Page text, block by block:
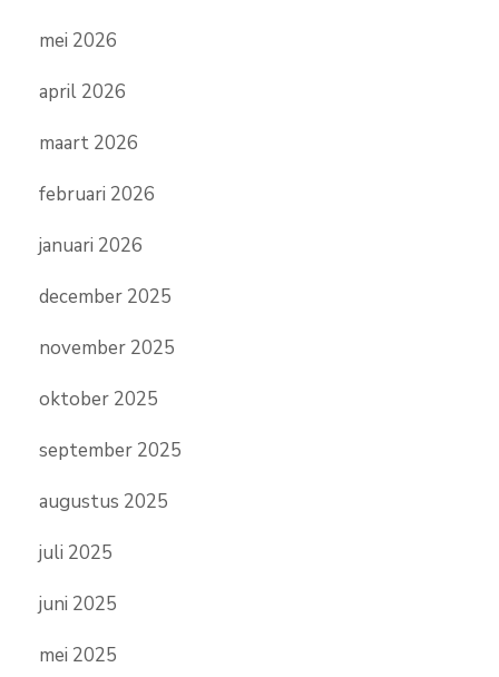
mei 2026
april 2026
maart 2026
februari 2026
januari 2026
december 2025
november 2025
oktober 2025
september 2025
augustus 2025
juli 2025
juni 2025
mei 2025